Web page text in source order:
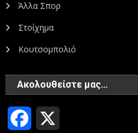
Άλλα Σπορ
Στοίχημα
Κουτσομπολιό
Ακολουθείστε μας…
Facebook